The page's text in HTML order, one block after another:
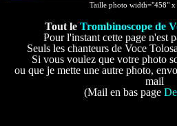
Taille photo width="458"
Tout le Trombinoscope de
Pour l'instant cette page n'est
Seuls les chanteurs de Voce
Si vous voulez que votre photo
ou que je mette une autre photo,
mail
(Mail en bas page